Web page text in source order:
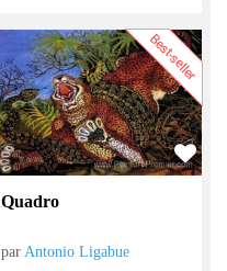
Best-seller
Quadro
parAntonio Ligabue